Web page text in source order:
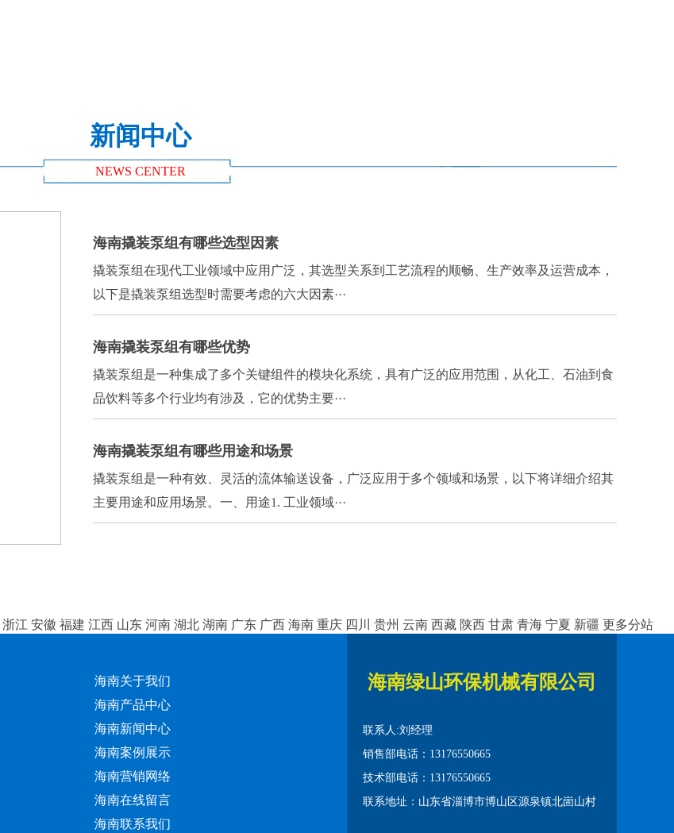
新闻中心
NEWS CENTER
海南撬装泵组有哪些选型因素
撬装泵组在现代工业领域中应用广泛，其选型关系到工艺流程的顺畅、生产效率及运营成本，
以下是撬装泵组选型时需要考虑的六大因素···
海南撬装泵组有哪些优势
撬装泵组是一种集成了多个关键组件的模块化系统，具有广泛的应用范围，从化工、石油到食
品饮料等多个行业均有涉及，它的优势主要···
海南撬装泵组有哪些用途和场景
撬装泵组是一种有效、灵活的流体输送设备，广泛应用于多个领域和场景，以下将详细介绍其
主要用途和应用场景。一、用途1. 工业领域···
浙江 安徽 福建 江西 山东 河南 湖北 湖南 广东 广西 海南 重庆 四川 贵州 云南 西藏 陕西 甘肃 青海 宁夏 新疆 更多分站
海南关于我们
海南产品中心
海南新闻中心
海南案例展示
海南营销网络
海南在线留言
海南联系我们
海南绿山环保机械有限公司
联系人:刘经理
销售部电话：13176550665
技术部电话：13176550665
联系地址：山东省淄博市博山区源泉镇北崮山村